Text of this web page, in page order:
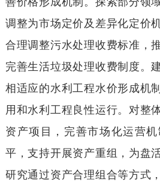
调整为市场定价及差异化定价
合理调整污水处理收费标准，
完善生活垃圾处理收费制度。
相适应的水利工程水价形成机
用和水利工程良性运行。对整
资产项目，完善市场化运营
平，支持开展资产重组，为盘
研究通过资产合理组合等方式